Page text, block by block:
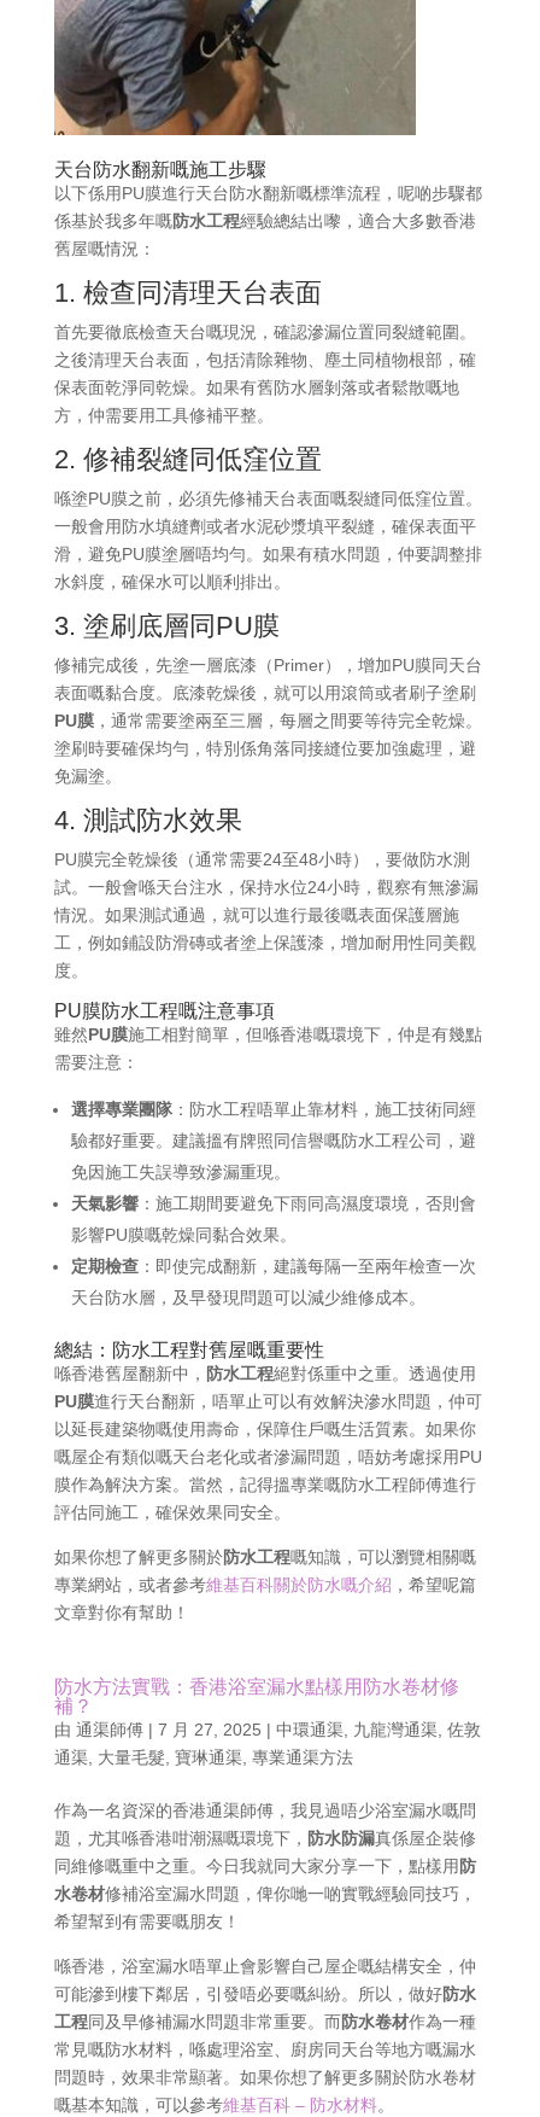
天台防水翻新嘅施工步驟
以下係用PU膜進行天台防水翻新嘅標準流程，呢啲步驟都
係基於我多年嘅防水工程經驗總結出嚟，適合大多數香港
舊屋嘅情況：
1. 檢查同清理天台表面
首先要徹底檢查天台嘅現況，確認滲漏位置同裂縫範圍。
之後清理天台表面，包括清除雜物、塵土同植物根部，確
保表面乾淨同乾燥。如果有舊防水層剝落或者鬆散嘅地
方，仲需要用工具修補平整。
2. 修補裂縫同低窪位置
喺塗PU膜之前，必須先修補天台表面嘅裂縫同低窪位置。
一般會用防水填縫劑或者水泥砂漿填平裂縫，確保表面平
滑，避免PU膜塗層唔均勻。如果有積水問題，仲要調整排
水斜度，確保水可以順利排出。
3. 塗刷底層同PU膜
修補完成後，先塗一層底漆（Primer），增加PU膜同天台
表面嘅黏合度。底漆乾燥後，就可以用滾筒或者刷子塗刷
PU膜，通常需要塗兩至三層，每層之間要等待完全乾燥。
塗刷時要確保均勻，特別係角落同接縫位要加強處理，避
免漏塗。
4. 測試防水效果
PU膜完全乾燥後（通常需要24至48小時），要做防水測
試。一般會喺天台注水，保持水位24小時，觀察有無滲漏
情況。如果測試通過，就可以進行最後嘅表面保護層施
工，例如鋪設防滑磚或者塗上保護漆，增加耐用性同美觀
度。
PU膜防水工程嘅注意事項
雖然PU膜施工相對簡單，但喺香港嘅環境下，仲是有幾點
需要注意：
選擇專業團隊：防水工程唔單止靠材料，施工技術同經
驗都好重要。建議搵有牌照同信譽嘅防水工程公司，避
免因施工失誤導致滲漏重現。
天氣影響：施工期間要避免下雨同高濕度環境，否則會
影響PU膜嘅乾燥同黏合效果。
定期檢查：即使完成翻新，建議每隔一至兩年檢查一次
天台防水層，及早發現問題可以減少維修成本。
總結：防水工程對舊屋嘅重要性
喺香港舊屋翻新中， 防水工程絕對係重中之重。透過使用
PU膜進行天台翻新，唔單止可以有效解決滲水問題，仲可
以延長建築物嘅使用壽命，保障住戶嘅生活質素。如果你
嘅屋企有類似嘅天台老化或者滲漏問題，唔妨考慮採用PU
膜作為解決方案。當然，記得搵專業嘅防水工程師傅進行
評估同施工，確保效果同安全。
如果你想了解更多關於防水工程嘅知識，可以瀏覽相關嘅
專業網站，或者參考維基百科關於防水嘅介紹 ，希望呢篇
文章對你有幫助！
防水方法實戰：香港浴室漏水點樣用防水卷材修
補？
由 通渠師傅| 7 月 27, 2025 | 中環通渠, 九龍灣通渠, 佐敦
通渠, 大量毛髮 寶琳通渠, 專業通渠方法
作為一名資深的香港通渠師傅，我見過唔少浴室漏水嘅問
題，尤其喺香港咁潮濕嘅環境下， 防水防漏真係屋企裝修
同維修嘅重中之重。今日我就同大家分享一下，點樣用 防
水卷材修補浴室漏水問題，俾你哋一啲實戰經驗同技巧，
希望幫到有需要嘅朋友！
喺香港，浴室漏水唔單止會影響自己屋企嘅結構安全，仲
可能滲到樓下鄰居，引發唔必要嘅糾紛。所以，做好防水
工程同及早修補漏水問題非常重要。而防水卷材作為一種
常見嘅防水材料，喺處理浴室、廚房同天台等地方嘅漏水
問題時，效果非常顯著。如果你想了解更多關於防水卷材
嘅基本知識，可以參考維基百科 – 防水材料。